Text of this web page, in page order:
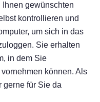
gewünschten
kontrollieren und
um sich in das
Sie erhalten
in dem Sie
können. Als
gerne für Sie da